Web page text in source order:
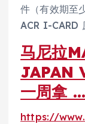
件（有效期至
ACR I-CARD
马尼拉
JAPAN
一周拿 …
https://